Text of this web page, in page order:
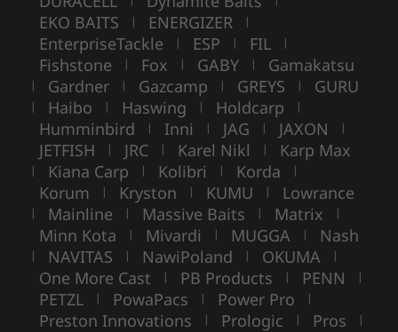
EKO BAITS | ENERGIZER |
EnterpriseTackle | ESP | FIL |
Fishstone | Fox | GABY | Gamakatsu
| Gardner | Gazcamp | GREYS | GURU
| Haibo | Haswing | Holdcarp |
Humminbird | Inni | JAG | JAXON |
JETFISH | JRC | Karel Nikl | Karp Max
| Kiana Carp | Kolibri | Korda |
Korum | Kryston | KUMU | Lowrance
| Mainline | Massive Baits | Matrix |
Minn Kota | Mivardi | MUGGA | Nash
| NAVITAS | NawiPoland | OKUMA |
One More Cast | PB Products | PENN |
PETZL | PowaPacs | Power Pro |
Preston Innovations | Prologic | Pros |